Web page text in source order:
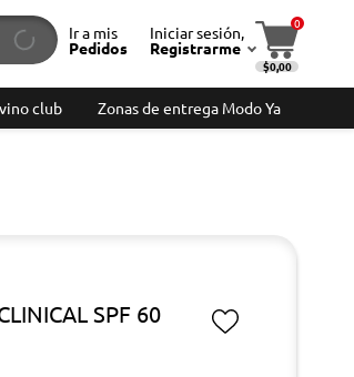
Ir a mis
Pedidos
Iniciar sesión,
Registrarme
0
$0,00
club Zonas de entrega Modo Ya
SPF 60